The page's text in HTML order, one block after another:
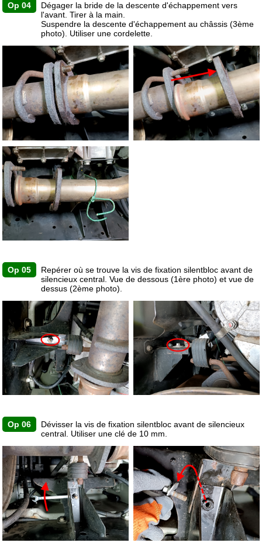
Op 04
Dégager la bride de la descente d'échappement vers
l'avant. Tirer à la main.
Suspendre la descente d'échappement au châssis (3ème
photo). Utiliser une cordelette.
Op 05
Repérer où se trouve la vis de fixation silentbloc avant de
silencieux central. Vue de dessous (1ère photo) et vue de
dessus (2ème photo).
Op 06
Dévisser la vis de fixation silentbloc avant de silencieux
central. Utiliser une clé de 10 mm.